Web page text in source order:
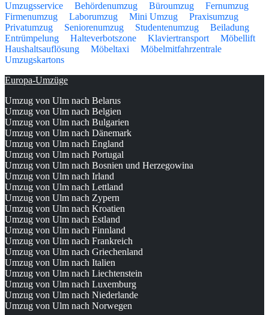
Umzugsservice
Behördenumzug Büroumzug
Fernumzug
Firmenumzug
Laborumzug Mini Umzug
Praxisumzug
Privatumzug
Seniorenumzug Studentenumzug
Beiladung
Entrümpelung
Halteverbotszone Klaviertransport
Möbellift
Haushaltsauflösung
Möbeltaxi
Möbelmitfahrzentrale
Umzugskartons
Europa-Umzüge
Umzug von Ulm nach Belarus
Umzug von Ulm nach Belgien
Umzug von Ulm nach Bulgarien
Umzug von Ulm nach Dänemark
Umzug von Ulm nach England
Umzug von Ulm nach Portugal
Umzug von Ulm nach Bosnien und Herzegowina
Umzug von Ulm nach Irland
Umzug von Ulm nach Lettland
Umzug von Ulm nach Zypern
Umzug von Ulm nach Kroatien
Umzug von Ulm nach Estland
Umzug von Ulm nach Finnland
Umzug von Ulm nach Frankreich
Umzug von Ulm nach Griechenland
Umzug von Ulm nach Italien
Umzug von Ulm nach Liechtenstein
Umzug von Ulm nach Luxemburg
Umzug von Ulm nach Niederlande
Umzug von Ulm nach Norwegen